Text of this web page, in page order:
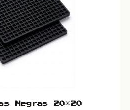
Negras 20×20